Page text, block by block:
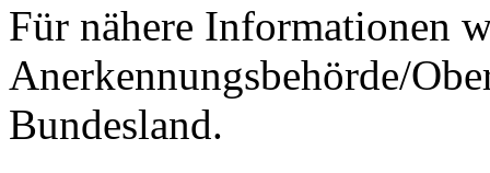
Für nähere Informationen
Anerkennungsbehörde/
Bundesland.